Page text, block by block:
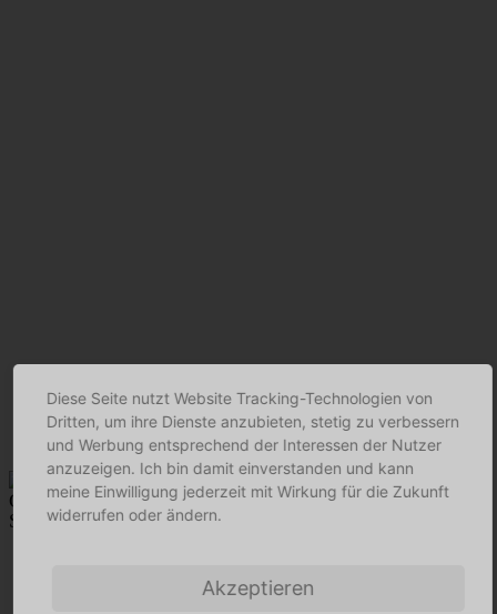
Für ein starkes WIR.
Diese Seite nutzt Website Tracking-Technologien von
Dritten, um ihre Dienste anzubieten, stetig zu verbessern
und Werbung entsprechend der Interessen der Nutzer
anzuzeigen. Ich bin damit einverstanden und kann
meine Einwilligung jederzeit mit Wirkung für die Zukunft
widerrufen oder ändern.
Akzeptieren